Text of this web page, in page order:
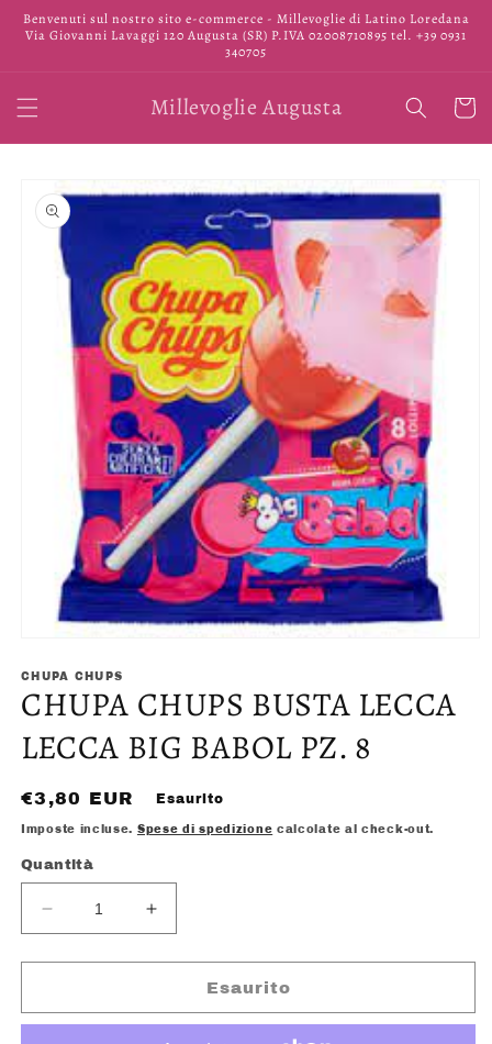
direttamente
ai contenuti
Benvenuti sul nostro sito e-commerce - Millevoglie di Latino Loredana
Via Giovanni Lavaggi 120 Augusta (SR) P.IVA 02008710895 tel. +39 0931
340705
Millevoglie Augusta
informazioni
sul prodotto
multimediali
1
in
modale
CHUPA CHUPS
CHUPA CHUPS BUSTA LECCA
LECCA BIG BABOL PZ. 8
Prezzo
di
€3,80 EUR Esaurito
Imposte incluse. Spese di spedizione calcolate al check-out.
Quantità
Diminuisci
quantità
per
CHUPS
Aumenta
quantità
per
CHUPA
CHUPS
Esaurito